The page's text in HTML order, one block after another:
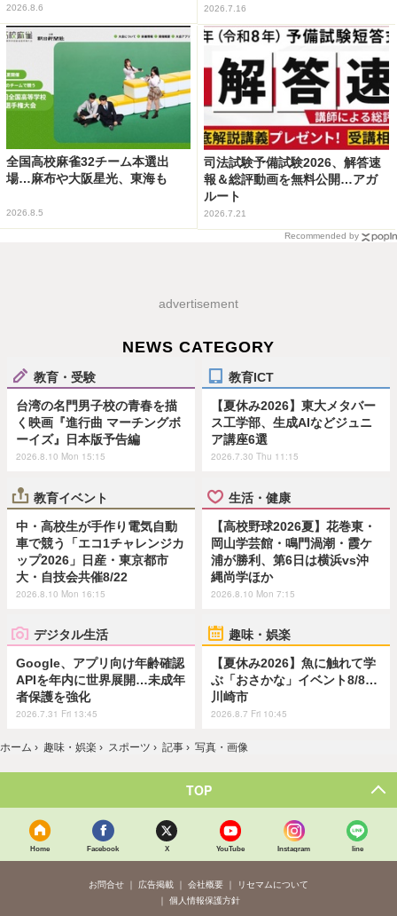
2026.8.6 2026.7.16
全国高校麻雀32チーム本選出
場…麻布や大阪星光、東海も
2026.8.5
司法試験予備試験2026、解答速
報＆総評動画を無料公開…アガ
ルート
2026.7.21
Recommended by
advertisement
NEWS CATEGORY
教育・受験
台湾の名門男子校の青春を描
く映画『進行曲 マーチングボ
ーイズ』日本版予告編
2026.8.10 Mon 15:15
教育ICT
【夏休み2026】東大メタバー
ス工学部、生成AIなどジュニ
ア講座6選
2026.7.30 Thu 11:15
教育イベント
中・高校生が手作り電気自動
車で競う「エコ1チャレンジカ
ップ2026」日産・東京都市
大・自技会共催8/22
2026.8.10 Mon 16:15
生活・健康
【高校野球2026夏】花巻東・
岡山学芸館・鳴門渦潮・霞ケ
浦が勝利、第6日は横浜vs沖
縄尚学ほか
2026.8.10 Mon 7:15
デジタル生活
Google、アプリ向け年齢確認
APIを年内に世界展開…未成年
者保護を強化
2026.7.31 Fri 13:45
趣味・娯楽
【夏休み2026】魚に触れて学
ぶ「おさかな」イベント8/8…
川崎市
2026.8.7 Fri 10:45
ホーム › 趣味・娯楽 › スポーツ › 記事 › 写真・画像
TOP
Home Facebook X YouTube Instagram line
お問合せ 広告掲載 会社概要
リセマムについて
個人情報保護方針